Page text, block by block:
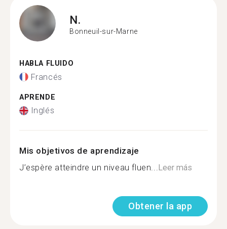
N.
Bonneuil-sur-Marne
HABLA FLUIDO
Francés
APRENDE
Inglés
Mis objetivos de aprendizaje
J’espère atteindre un niveau fluen...Leer más
Obtener la app